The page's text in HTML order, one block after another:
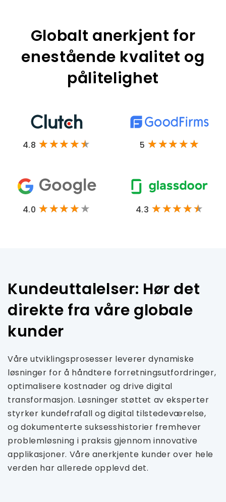
Globalt anerkjent for
enestående kvalitet og
pålitelighet
4.8 5
4.0 4.3
Kundeuttalelser: Hør det
direkte fra våre globale
kunder
Våre utviklingsprosesser leverer dynamiske
løsninger for å håndtere forretningsutfordringer,
optimalisere kostnader og drive digital
transformasjon. Løsninger støttet av eksperter
styrker kundefrafall og digital tilstedeværelse,
og dokumenterte suksesshistorier fremhever
problemløsning i praksis gjennom innovative
applikasjoner. Våre anerkjente kunder over hele
verden har allerede opplevd det.